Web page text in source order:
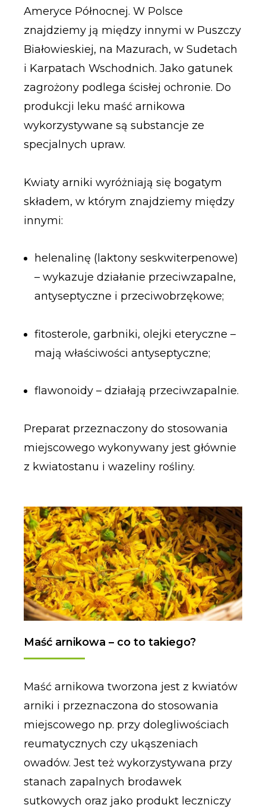
Ameryce Północnej. W Polsce
znajdziemy ją między innymi w Puszczy
Białowieskiej, na Mazurach, w Sudetach
i Karpatach Wschodnich. Jako gatunek
zagrożony podlega ścisłej ochronie. Do
produkcji leku maść arnikowa
wykorzystywane są substancje ze
specjalnych upraw.
Kwiaty arniki wyróżniają się bogatym
składem, w którym znajdziemy między
innymi:
helenalinę (laktony seskwiterpenowe)
– wykazuje działanie przeciwzapalne,
antyseptyczne i przeciwobrzękowe;
fitosterole, garbniki, olejki eteryczne –
mają właściwości antyseptyczne;
flawonoidy – działają przeciwzapalnie.
Preparat przeznaczony do stosowania
miejscowego wykonywany jest głównie
z kwiatostanu i wazeliny rośliny.
Maść arnikowa – co to takiego?
Maść arnikowa tworzona jest z kwiatów
arniki i przeznaczona do stosowania
miejscowego np. przy dolegliwościach
reumatycznych czy ukąszeniach
owadów. Jest też wykorzystywana przy
stanach zapalnych brodawek
sutkowych oraz jako produkt leczniczy